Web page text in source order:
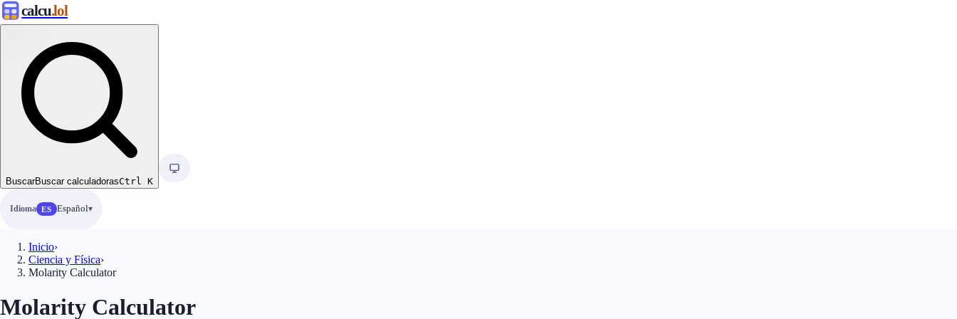
calcu.lol
BuscarBuscar calculadorasCtrl K
Idioma ES Español
Inicio›
Ciencia y Física›
Molarity Calculator
Molarity Calculator